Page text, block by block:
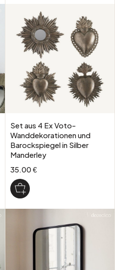
Set aus 4 Ex Voto-
Wanddekorationen und
Barockspiegel in Silber
Manderley
35.00 €